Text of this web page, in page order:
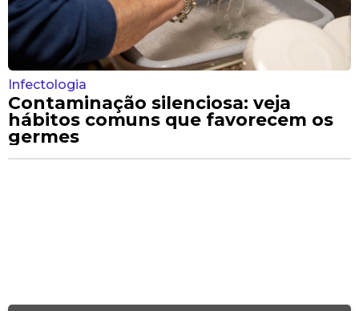
Infectologia
Contaminação silenciosa: veja
hábitos comuns que favorecem os
germes